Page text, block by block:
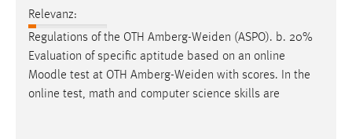
Relevanz:
Regulations of the OTH Amberg-Weiden (ASPO). b. 20%
Evaluation of specific aptitude based on an online
Moodle test at OTH Amberg-Weiden with scores. In the
online test, math and computer science skills are